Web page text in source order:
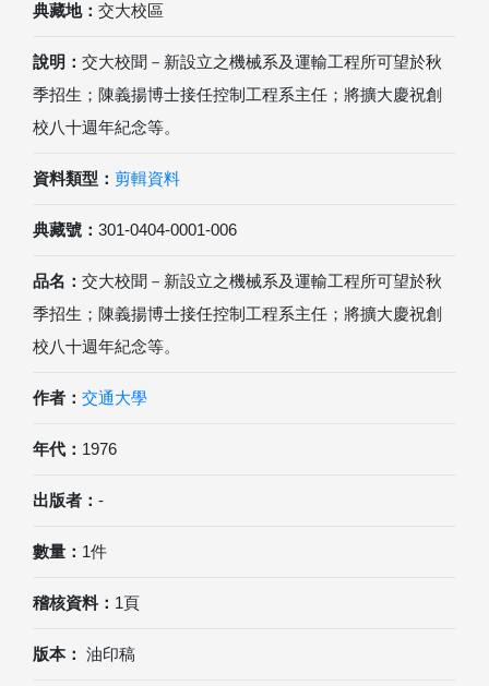
典藏地： 交大校區
說明： 交大校聞－新設立之機械系及運輸工程所可望於秋
季招生；陳義揚博士接任控制工程系主任；將擴大慶祝創
校八十週年紀念等。
資料類型： 剪輯資料
典藏號： 301-0404-0001-006
品名： 交大校聞－新設立之機械系及運輸工程所可望於秋
季招生；陳義揚博士接任控制工程系主任；將擴大慶祝創
校八十週年紀念等。
作者： 交通大學
年代： 1976
出版者： -
數量： 1件
稽核資料： 1頁
版本： 油印稿